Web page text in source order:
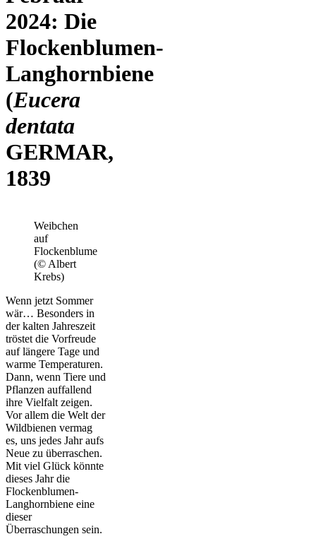
2024: Die
Flockenblumen-
Langhornbiene
(Eucera
dentata
GERMAR,
1839
Weibchen
auf
Flockenblume
(© Albert
Krebs)
Wenn jetzt Sommer
wär… Besonders in
der kalten Jahreszeit
tröstet die Vorfreude
auf längere Tage und
warme Temperaturen.
Dann, wenn Tiere und
Pflanzen auffallend
ihre Vielfalt zeigen.
Vor allem die Welt der
Wildbienen vermag
es, uns jedes Jahr aufs
Neue zu überraschen.
Mit viel Glück könnte
dieses Jahr die
Flockenblumen-
Langhornbiene eine
dieser
Überraschungen sein.